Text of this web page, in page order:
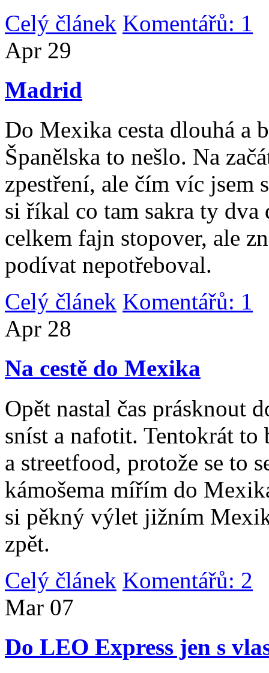
Celý článek Komentářů: 1
Apr 29
Madrid
Do Mexika cesta dlouhá a
Španělska to nešlo. Na
zpestření, ale čím víc jsem
si říkal co tam sakra ty
celkem fajn stopover, ale
podívat nepotřeboval.
Celý článek Komentářů: 1
Apr 28
Na cestě do Mexika
Opět nastal čas prásknout
sníst a nafotit. Tentokrát
a streetfood, protože se to
kámošema mířím do
si pěkný výlet jižním
zpět.
Celý článek Komentářů: 2
Mar 07
Do LEO Express jen s